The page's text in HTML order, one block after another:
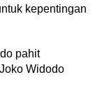
kepentingan
pahit
Widodo